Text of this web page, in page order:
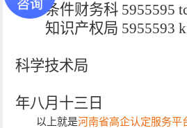
条件财务科 5955595
知识产权局 5955593
科学技术局
年八月十三日
以上就是河南省高企认定服务平